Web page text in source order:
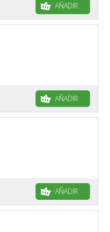
AÑADIR
AÑADIR
AÑADIR